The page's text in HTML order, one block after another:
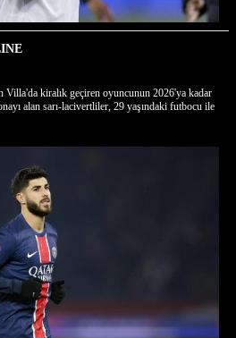
Villa'da kiralık geçiren oyuncunun 2026'ya kadar
alan sarı-lacivertliler, 29 yaşındaki futbocu ile